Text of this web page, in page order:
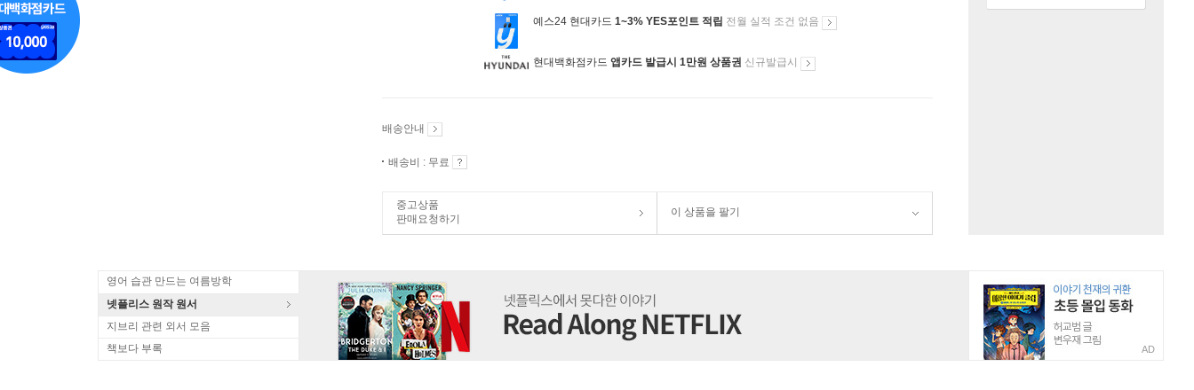
예스24 현대카드 1~3% YES포인트 적립 전월 실적 조건 없음
현대백화점카드 앱카드 발급시 1만원 상품권 신규발급시
배송안내
배송비 : 무료
중고상품
판매요청하기
이 상품을 팔기
영어 습관 만드는 여름방학
넷플리스 원작 원서
지브리 관련 외서 모음
책보다 부록
AD